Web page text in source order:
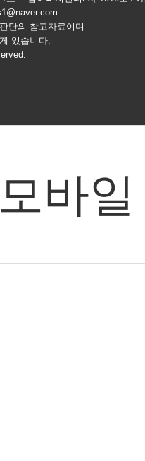
단의 참고자료이며
있습니다.
모바